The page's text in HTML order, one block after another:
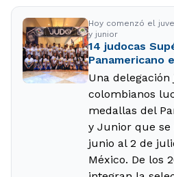
Hoy comenzó el
y junior
14 judocas
Panamericano
Una
colombianos
medallas del
y Junior que se
junio al 2 de
México. De los